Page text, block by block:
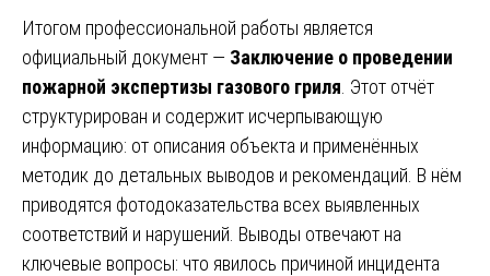
Итогом профессиональной работы является
официальный документ — Заключение о проведении
пожарной экспертизы газового гриля . Этот отчёт
структурирован и содержит исчерпывающую
информацию: от описания объекта и применённых
методик до детальных выводов и рекомендаций. В нём
приводятся фотодоказательства всех выявленных
соответствий и нарушений. Выводы отвечают на
ключевые вопросы: что явилось причиной инцидента